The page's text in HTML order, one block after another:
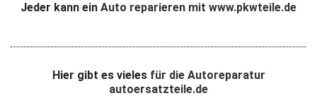
Jeder kann ein Auto reparieren mit www.pkwteile.de
Hier gibt es vieles für die Autoreparatur
autoersatzteile.de